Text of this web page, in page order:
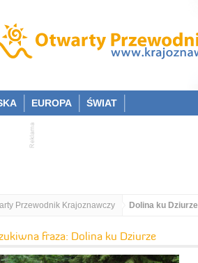
EUROPA ŚWIAT
Przewodnik Krajoznawczy Dolina ku Dziurze
fraza: Dolina ku Dziurze